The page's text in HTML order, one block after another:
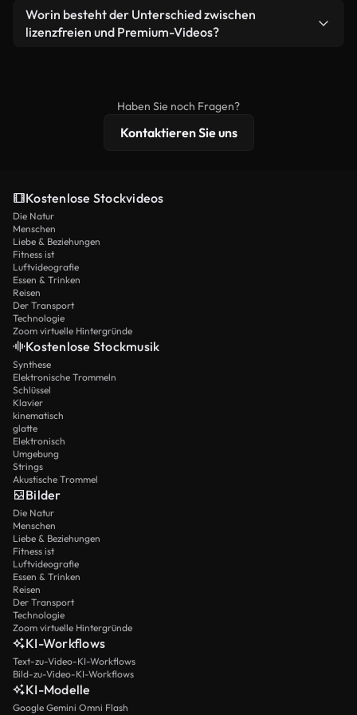
weiterverbreiten.
Videomaterial.
Ja. Sie dürfen unsere Videos gerne kürzen,
bearbeiten oder neu zusammenstellen. Achten Sie
Worin besteht der Unterschied zwischen
lizenzfreien und Premium-Videos?
erweiterten Lizenzschutz bieten.
Haben Sie noch Fragen?
Kontaktieren Sie uns
Kostenlose Stockvideos
Die Natur
Menschen
Liebe & Beziehungen
Fitness ist
Luftvideografie
Essen & Trinken
Reisen
Der Transport
Technologie
Zoom virtuelle Hintergründe
Kostenlose Stockmusik
Synthese
Elektronische Trommeln
Schlüssel
Klavier
kinematisch
glatte
Elektronisch
Umgebung
Strings
Akustische Trommel
Bilder
Die Natur
Menschen
Liebe & Beziehungen
Fitness ist
Luftvideografie
Essen & Trinken
Reisen
Der Transport
Technologie
Zoom virtuelle Hintergründe
KI-Workflows
Text-zu-Video-KI-Workflows
Bild-zu-Video-KI-Workflows
KI-Modelle
Google Gemini Omni Flash